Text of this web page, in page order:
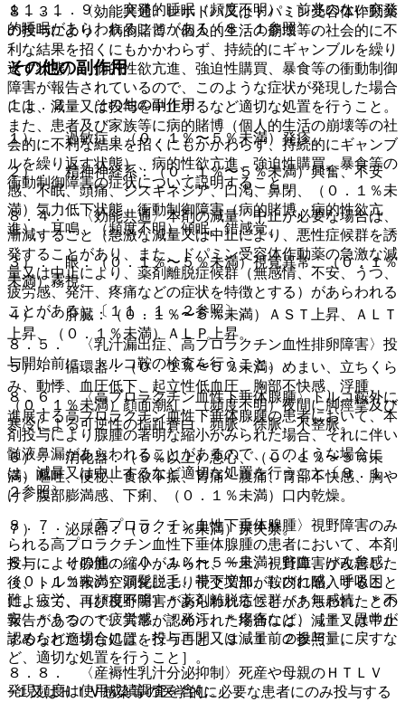
８．３． 〈効能共通〉レボドパ又はドパミン受容体作動薬
の投与により、病的賭博（個人的生活の崩壊等の社会的に不
利な結果を招くにもかかわらず、持続的にギャンブルを繰り
返す状態）、病的性欲亢進、強迫性購買、暴食等の衝動制御
障害が報告されているので、このような症状が発現した場合
には、減量又は投与を中止するなど適切な処置を行うこと。
また、患者及び家族等に病的賭博（個人的生活の崩壊等の社
会的に不利な結果を招くにもかかわらず、持続的にギャンブ
ルを繰り返す状態）、病的性欲亢進、強迫性購買、暴食等の
衝動制御障害の症状について説明すること。
８．４． 〈効能共通〉本剤の減量、中止が必要な場合は、
漸減すること（急激な減量又は中止により、悪性症候群を誘
発することがあり、また、ドパミン受容体作動薬の急激な減
量又は中止により、薬剤離脱症候群（無感情、不安、うつ、
疲労感、発汗、疼痛などの症状を特徴とする）があらわれる
ことがある）〔１１．１．２参照〕。
８．５． 〈乳汁漏出症、高プロラクチン血性排卵障害〉投
与開始前に、トルコ鞍の検査を行うこと。
８．６． 〈高プロラクチン血性下垂体腺腫〉トルコ鞍外に
進展する高プロラクチン血性下垂体腺腫の患者において、本
剤投与により腺腫の著明な縮小がみられた場合、それに伴い
髄液鼻漏があらわれることがあるので、このような場合に
は、減量又は中止するなど適切な処置を行うこと〔９．１．
２参照〕。
８．７． 〈高プロラクチン血性下垂体腺腫〉視野障害のみ
られる高プロラクチン血性下垂体腺腫の患者において、本剤
投与により腺腫の縮小がみられ、一旦、視野障害が改善した
後、トルコ鞍の空洞化により視交叉部が鞍内に陥入すること
によって、再び視野障害があらわれることがあらわれたとの
報告があるので、異常が認められた場合には、減量又は中止
するなど適切な処置を行うこと〔９．１．２参照〕。
８．８． 〈産褥性乳汁分泌抑制〉死産や母親のＨＴＬＶ
−１又はＨＩＶ感染等の医学的に必要な患者にのみ投与する
１１．１．９． 突発的睡眠（頻度不明）：前兆のない突発
的睡眠があらわれることがある〔８．１参照〕。
その他の副作用
１１．２． その他の副作用
１）． 過敏症：（０．１％〜５％未満）発疹。
２）． 精神神経系：（０．１％〜５％未満）興奮、不安
感、不眠、頭痛、ジスキネジア、口渇、鼻閉、（０．１％未
満）気力低下状態、衝動制御障害（病的賭博、病的性欲亢
進）、耳鳴、（頻度不明）傾眠、錯感覚。
３）． 眼：（０．１％〜５％未満）視覚異常、（０．１％
未満）霧視。
４）． 肝臓：（０．１％〜５％未満）ＡＳＴ上昇、ＡＬＴ
上昇、（０．１％未満）ＡＬＰ上昇。
５）． 循環器：（０．１％〜５％未満）めまい、立ちくら
み、動悸、血圧低下、起立性低血圧、胸部不快感、浮腫、
（０．１％未満）顔面潮紅、（頻度不明）夜間に脚痙攣及び
寒冷による可逆性の指趾蒼白、頻脈、徐脈、不整脈。
６）． 消化器：（５％以上）悪心、（０．１％〜５％未
満）嘔吐、便秘、食欲不振、胃痛・腹痛、胃部不快感、胸や
け、腹部膨満感、下痢、（０．１％未満）口内乾燥。
７）． 泌尿器：（０．１％未満）尿失禁。
８）． その他：（０．１％〜５％未満）貧血、けん怠感、
（０．１％未満）頭髪脱毛、帯下増加、しびれ感、呼吸困
難、疲労、（頻度不明）＊薬剤離脱症候群（＊無感情、＊不
安、＊うつ、＊疲労感、＊発汗、＊疼痛など）［＊：異常が
認められた場合には、投与再開又は減量前の投与量に戻すな
ど、適切な処置を行うこと］。
発現頻度は使用成績調査を含む。